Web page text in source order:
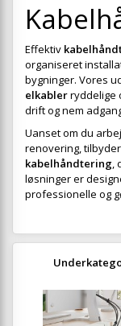
Effektiv
organiseret
bygninger. Vores
elkablerryddelige
drift og nem
Uanset om du
renovering,
kabelhåndtering,
løsninger er
professionelle og